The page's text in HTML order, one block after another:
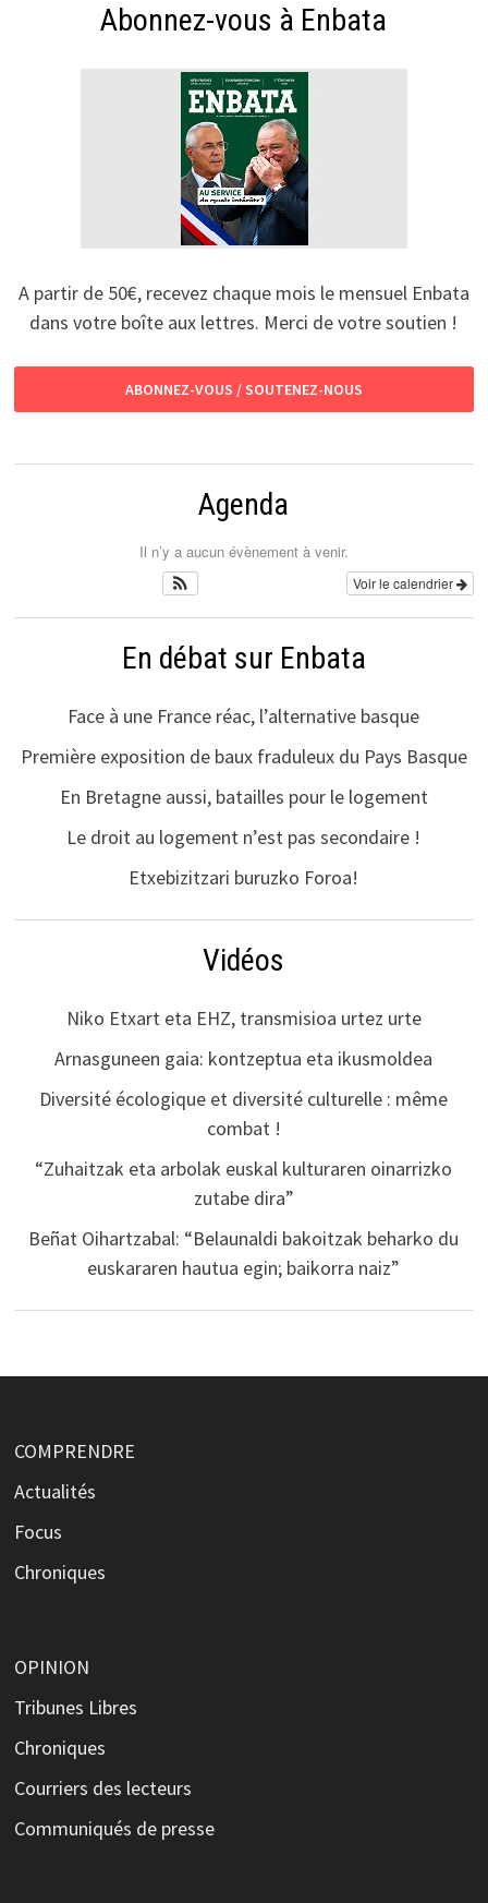
Abonnez-vous à Enbata
A partir de 50€, recevez chaque mois le mensuel Enbata
dans votre boîte aux lettres. Merci de votre soutien !
ABONNEZ-VOUS / SOUTENEZ-NOUS
Agenda
Il n’y a aucun évènement à venir.
Voir le calendrier
En débat sur Enbata
Face à une France réac, l’alternative basque
Première exposition de baux fraduleux du Pays Basque
En Bretagne aussi, batailles pour le logement
Le droit au logement n’est pas secondaire !
Etxebizitzari buruzko Foroa!
Vidéos
Niko Etxart eta EHZ, transmisioa urtez urte
Arnasguneen gaia: kontzeptua eta ikusmoldea
Diversité écologique et diversité culturelle : même
combat !
“Zuhaitzak eta arbolak euskal kulturaren oinarrizko
zutabe dira”
Beñat Oihartzabal: “Belaunaldi bakoitzak beharko du
euskararen hautua egin; baikorra naiz”
COMPRENDRE
Actualités
Focus
Chroniques
OPINION
Tribunes Libres
Chroniques
Courriers des lecteurs
Communiqués de presse